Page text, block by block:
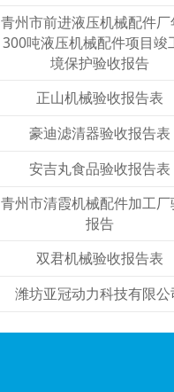
青州市前进液压机械配件厂
300吨液压机械配件项目竣
境保护验收报告
正山机械验收报告表
豪迪滤清器验收报告表
安吉丸食品验收报告表
青州市清霞机械配件加工厂
报告
双君机械验收报告表
潍坊亚冠动力科技有限公